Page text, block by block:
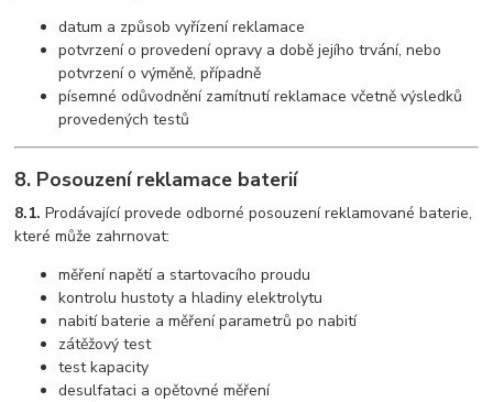
datum a způsob vyřízení reklamace
potvrzení o provedení opravy a době jejího trvání, nebo
potvrzení o výměně, případně
písemné odůvodnění zamítnutí reklamace včetně výsledků
provedených testů
8. Posouzení reklamace baterií
8.1. Prodávající provede odborné posouzení reklamované baterie,
které může zahrnovat:
měření napětí a startovacího proudu
kontrolu hustoty a hladiny elektrolytu
nabití baterie a měření parametrů po nabití
zátěžový test
test kapacity
desulfataci a opětovné měření